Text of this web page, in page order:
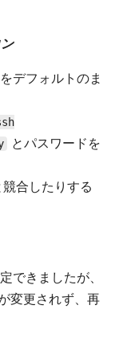
デフォルトのま
とパスワードを
合したりする
できましたが、
変更されず、再